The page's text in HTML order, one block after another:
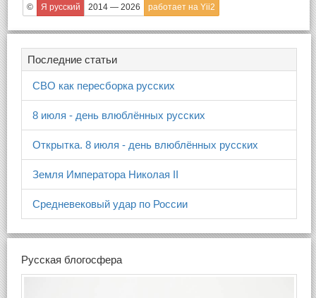
© Я русский 2014 — 2026 работает на Yii2
Последние статьи
СВО как пересборка русских
8 июля - день влюблённых русских
Открытка. 8 июля - день влюблённых русских
Земля Императора Николая II
Средневековый удар по России
Русская блогосфера